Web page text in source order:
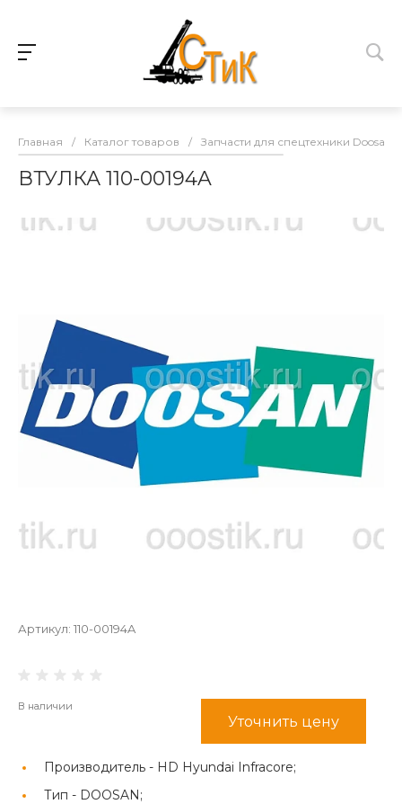
Главная / Каталог товаров / Запчасти для спецтехники Doosan
ВТУЛКА 110-00194A
Артикул: 110-00194A
В наличии
Уточнить цену
Производитель - HD Hyundai Infracore;
Тип - DOOSAN;